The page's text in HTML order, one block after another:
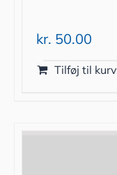
kr. 50.00
Tilføj til kurv